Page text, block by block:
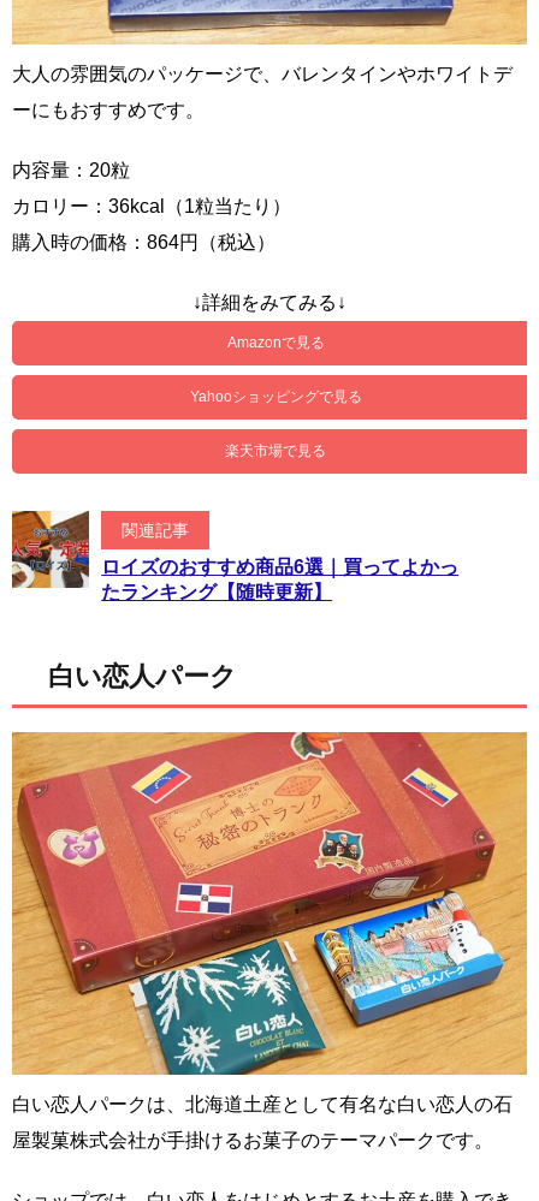
大人の雰囲気のパッケージで、バレンタインやホワイトデ
ーにもおすすめです。
内容量：20粒
カロリー：36kcal（1粒当たり）
購入時の価格：864円（税込）
↓詳細をみてみる↓
Amazonで見る
Yahooショッピングで見る
楽天市場で見る
関連記事
ロイズのおすすめ商品6選｜買ってよかっ
たランキング【随時更新】
白い恋人パーク
白い恋人パークは、北海道土産として有名な白い恋人の石
屋製菓株式会社が手掛けるお菓子のテーマパークです。